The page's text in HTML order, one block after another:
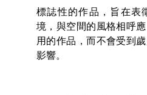
標誌性的作品，旨在表
境，與空間的風格相呼
用的作品，而不會受到
影響。